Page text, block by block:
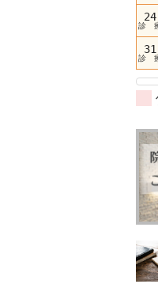
24
診
31
診